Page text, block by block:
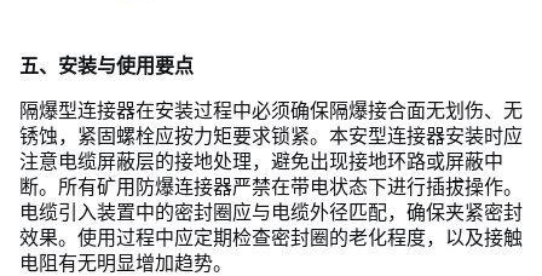
五、安装与使用要点
隔爆型连接器在安装过程中必须确保隔爆接合面无划伤、无
锈蚀，紧固螺栓应按力矩要求锁紧。本安型连接器安装时应
注意电缆屏蔽层的接地处理，避免出现接地环路或屏蔽中
断。所有矿用防爆连接器严禁在带电状态下进行插拔操作。
电缆引入装置中的密封圈应与电缆外径匹配，确保夹紧密封
效果。使用过程中应定期检查密封圈的老化程度，以及接触
电阻有无明显增加趋势。